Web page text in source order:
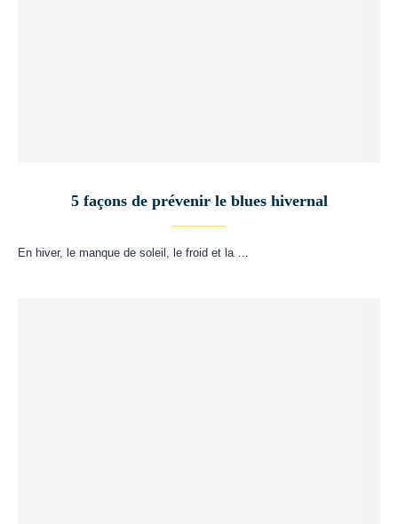
5 façons de prévenir le blues hivernal
En hiver, le manque de soleil, le froid et la …